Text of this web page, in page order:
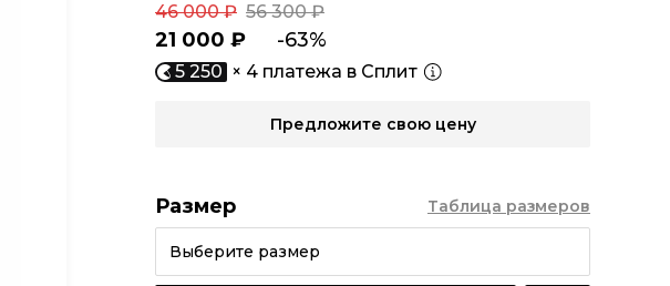
21 000 ₽ -63%
46 000 ₽ 56 300 ₽
5 250 × 4 платежа в Сплит
Предложите свою цену
Размер
Выберите размер
Таблица размеров